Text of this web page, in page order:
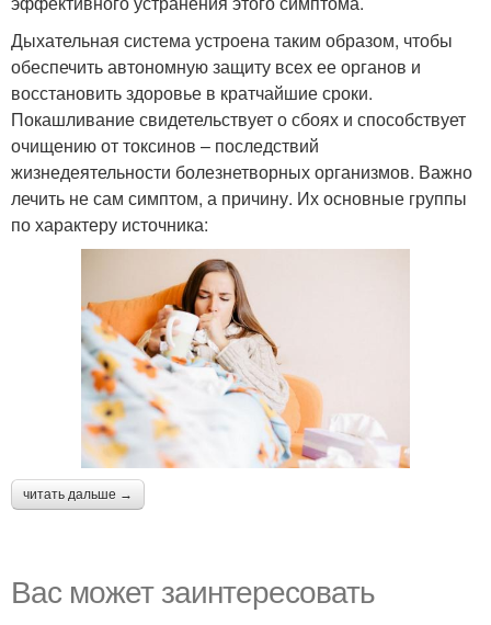
Дыхательная система устроена таким образом, чтобы
обеспечить автономную защиту всех ее органов и
восстановить здоровье в кратчайшие сроки.
Покашливание свидетельствует о сбоях и способствует
очищению от токсинов – последствий
жизнедеятельности болезнетворных организмов. Важно
лечить не сам симптом, а причину. Их основные группы
по характеру источника:
читать дальше →
Вас может заинтересовать